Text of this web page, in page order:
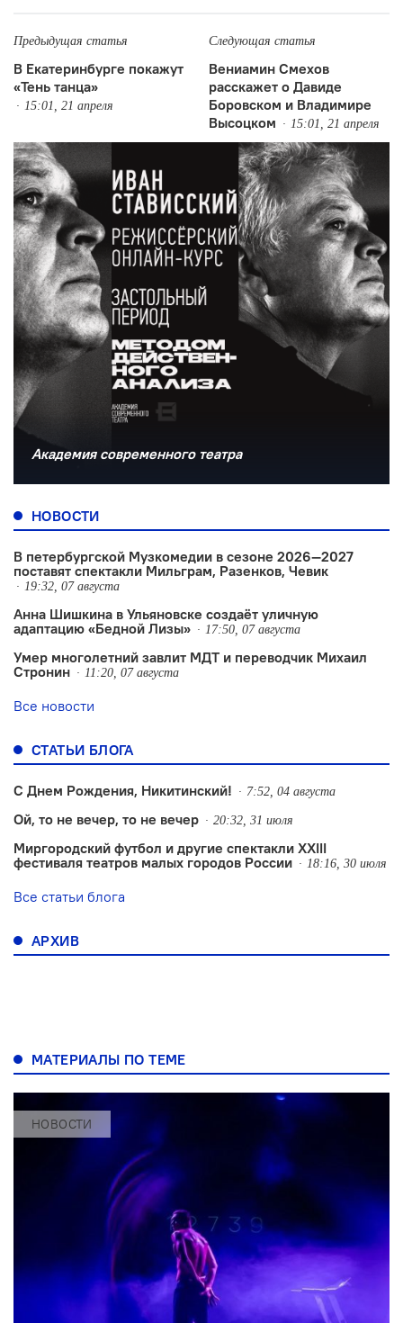
Предыдущая статья
В Екатеринбурге покажут
«Тень танца»
15:01, 21 апреля
Следующая статья
Вениамин Смехов
расскажет о Давиде
Боровском и Владимире
Высоцком
15:01, 21 апреля
Академия современного театра
НОВОСТИ
В петербургской Музкомедии в сезоне 2026—2027
поставят спектакли Мильграм, Разенков, Чевик
19:32, 07 августа
Анна Шишкина в Ульяновске создаëт уличную
адаптацию «Бедной Лизы»
17:50, 07 августа
Умер многолетний завлит МДТ и переводчик Михаил
Стронин
11:20, 07 августа
Все новости
СТАТЬИ БЛОГА
С Днем Рождения, Никитинский! 7:52, 04 августа
Ой, то не вечер, то не вечер 20:32, 31 июля
Миргородский футбол и другие спектакли XXIII
фестиваля театров малых городов России
18:16, 30 июля
Все статьи блога
АРХИВ
МАТЕРИАЛЫ ПО ТЕМЕ
НОВОСТИ